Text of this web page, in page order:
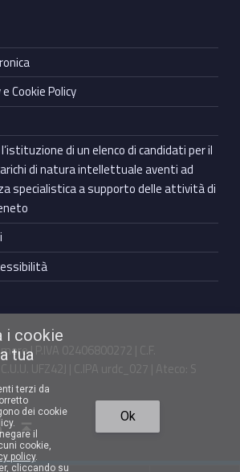
Cookie Policy
di un elenco di candidati per il
di natura intellettuale aventi ad
specialistica a supporto delle attività di
| P.IVA 02406800272 | C.F.
UFZ42J | C.IPA urdc_027 | Ateco: S
Veneto Torna in cima ↑
i cookie
tua
terzi da
dei cookie
il
cookie,
policy.
cliccando su
Ok